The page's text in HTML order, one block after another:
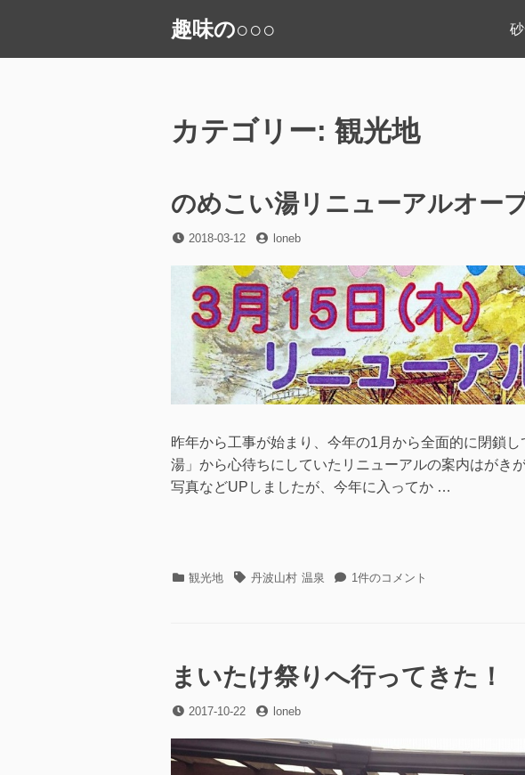
テ
趣味の○○○
カテゴリー: 観光地
のめこい湯リニューアルオー
投
日
2018-03-12
投
者
loneb
昨年から工事が始まり、今年の1月から全面的に閉鎖
湯」から心待ちにしていたリニューアルの案内はがき
写真などUPしましたが、今年に入ってか …
カ 観光地
タ 丹波山村 温泉
の
リ
ニ
1件のコメント
まいたけ祭りへ行ってきた！
投
日
2017-10-22
投
者
loneb